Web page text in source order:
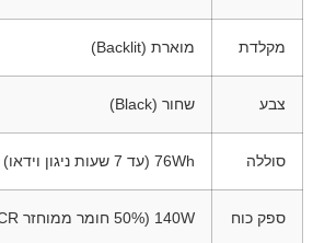
מקלדת מוארת (Backlit)
צבע שחור (Black)
סוללה ‎76Wh (עד 7 שעות ניגון וידאו)
ספק כוח ‎140W (50% חומר ממוחזר PCR)